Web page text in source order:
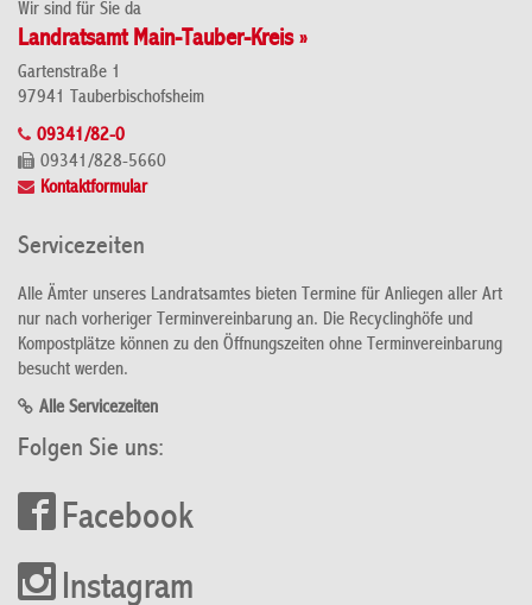
Wir sind für Sie da
Landratsamt Main-Tauber-Kreis »
Gartenstraße 1
97941 Tauberbischofsheim
09341/82-0
09341/828-5660
Kontaktformular
Servicezeiten
Alle Ämter unseres Landratsamtes bieten Termine für Anliegen aller Art
nur nach vorheriger Terminvereinbarung an. Die Recyclinghöfe und
Kompostplätze können zu den Öffnungszeiten ohne Terminvereinbarung
besucht werden.
Alle Servicezeiten
Folgen Sie uns:
Facebook
Instagram